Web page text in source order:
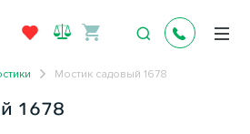
Мостик садовый 1678
1678